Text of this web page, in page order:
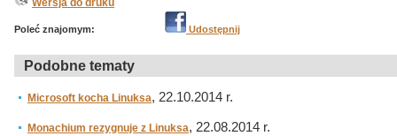
Wersja do druku
Poleć znajomym: Udostępnij
Podobne tematy
Microsoft kocha Linuksa, 22.10.2014 r.
Monachium rezygnuje z Linuksa, 22.08.2014 r.